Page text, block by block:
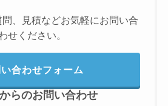
、見積などお気軽にお問い合
せください。
合わせフォーム
らのお問い合わせ